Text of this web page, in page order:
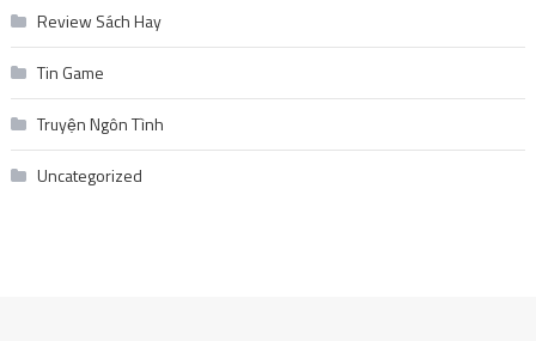
Review Sách Hay
Tin Game
Truyện Ngôn Tình
Uncategorized